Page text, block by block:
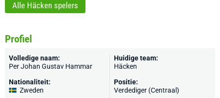
Alle Häcken spelers
Profiel
Volledige naam:
Per Johan Gustav Hammar
Nationaliteit:
Zweden
Huidige team:
Häcken
Positie:
Verdediger (Centraal)